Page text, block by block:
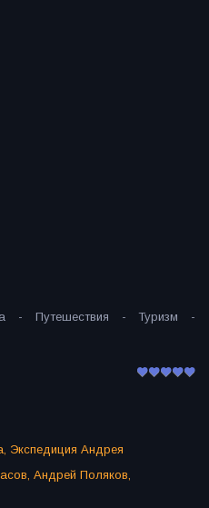
- Путешествия - Туризм -
, Экспедиция Андрея
, Андрей Поляков,